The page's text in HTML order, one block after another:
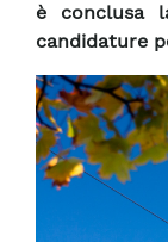
è conclusa
candidature